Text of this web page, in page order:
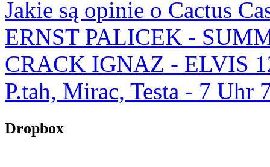
Jakie są opinie o Cactus
ERNST PALICEK -
CRACK IGNAZ - ELVIS
P.tah, Mirac, Testa - 7
Dropbox